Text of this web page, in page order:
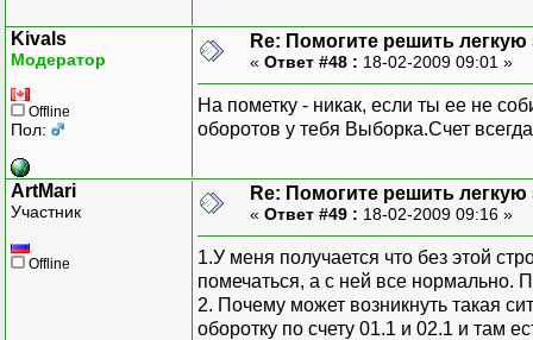
Kivals
Модератор
Offline
Пол:
Re: Помогите решить легкую
« Ответ #48 : 18-02-2009 09:01 »
На пометку - никак, если ты ее не
оборотов у тебя Выборка.Счет
ArtMari
Участник
Offline
Re: Помогите решить легкую
« Ответ #49 : 18-02-2009 09:16 »
1.У меня получается что без этой
помечаться, а с ней все нормально.
2. Почему может возникнуть такая
оборотку по счету 01.1 и 02.1 и там